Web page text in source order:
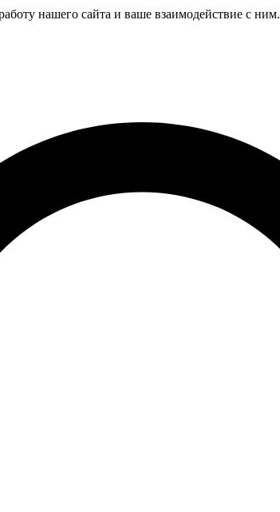
нашего сайта и ваше взаимодействие с ним.